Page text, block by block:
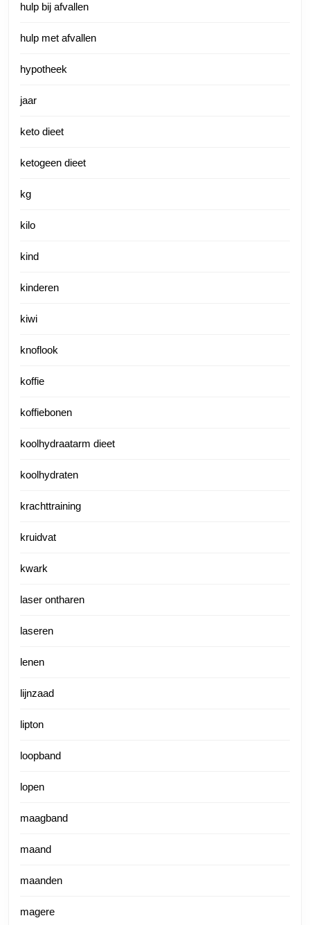
hulp bij afvallen
hulp met afvallen
hypotheek
jaar
keto dieet
ketogeen dieet
kg
kilo
kind
kinderen
kiwi
knoflook
koffie
koffiebonen
koolhydraatarm dieet
koolhydraten
krachttraining
kruidvat
kwark
laser ontharen
laseren
lenen
lijnzaad
lipton
loopband
lopen
maagband
maand
maanden
magere